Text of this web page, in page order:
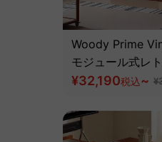
Woody Prime
モジュール式レ
キャビネット【高
¥32,190税込~